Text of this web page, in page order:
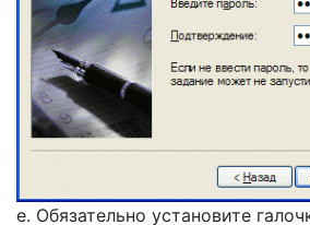
е. Обязательно установите